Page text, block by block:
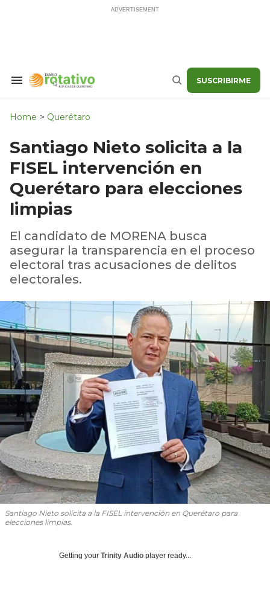
Search
Navigation
Buscar SUSCRIBIRME
Home > Querétaro
Santiago Nieto solicita a la
FISEL intervención en
Querétaro para elecciones
limpias
El candidato de MORENA busca
asegurar la transparencia en el proceso
electoral tras acusaciones de delitos
electorales.
Santiago Nieto solicita a la FISEL intervención en Querétaro para
elecciones limpias.
Getting your Trinity Audio player ready...